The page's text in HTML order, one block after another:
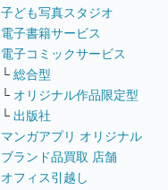
子ども写真スタジオ
電子書籍サービス
電子コミックサービス
└ 総合型
└ オリジナル作品限定型
└ 出版社
マンガアプリ オリジナル
ブランド品買取 店舗
オフィス引越し